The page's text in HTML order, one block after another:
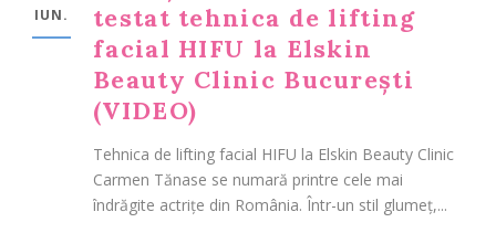
IUN.
testat tehnica de lifting
facial HIFU la Elskin
Beauty Clinic București
(VIDEO)
Tehnica de lifting facial HIFU la Elskin Beauty Clinic
Carmen Tănase se numară printre cele mai
îndrăgite actrițe din România. Într-un stil glumeț,...